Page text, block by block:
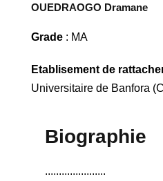
OUEDRAOGO Dramane
Grade: MA
Etablisement de
Universitaire de Banfora
Biographie
......................